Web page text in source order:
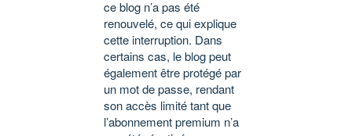
ce blog n’a pas été
renouvelé, ce qui explique
cette interruption. Dans
certains cas, le blog peut
également être protégé par
un mot de passe, rendant
son accès limité tant que
l’abonnement premium n’a